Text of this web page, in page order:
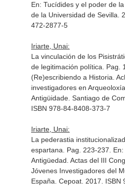
En: Tucídides y el poder de
de la Universidad de Sevilla.
472-2877-5
Iriarte, Unai:
La vinculación de los
de legitimación política. Pag.
(Re)escribiendo a Historia.
investigadores en
Antigüidade. Santiago de
ISBN 978-84-8408-373-7
Iriarte, Unai:
La pederastia
espartana. Pag. 223-237.
Antigüedad. Actas del III
Jóvenes Investigadores del
España. Cepoat. 2017. ISBN